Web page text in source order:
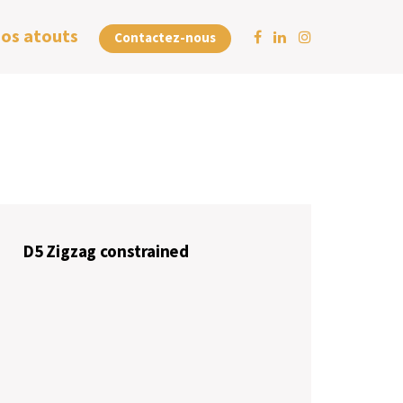
atouts Contactez-nous
D5 Zigzag constrained